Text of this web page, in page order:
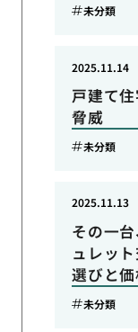
未分類
戸建て
脅威
2025.11.14
未分類
その一
ュレッ
選びと
2025.11.13
未分類